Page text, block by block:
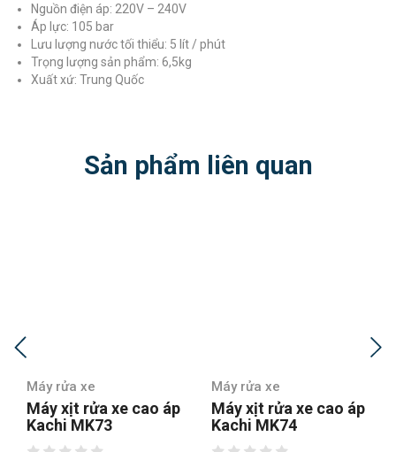
Nguồn điện áp: 220V – 240V
Áp lực: 105 bar
Lưu lượng nước tối thiểu: 5 lít / phút
Trọng lượng sản phẩm: 6,5kg
Xuất xứ: Trung Quốc
Sản phẩm liên quan
Máy rửa xe
Máy xịt rửa xe cao áp
Kachi MK74
Máy rửa xe
Máy xịt rửa xe
Karcher K2 Full
Control Car & PS20